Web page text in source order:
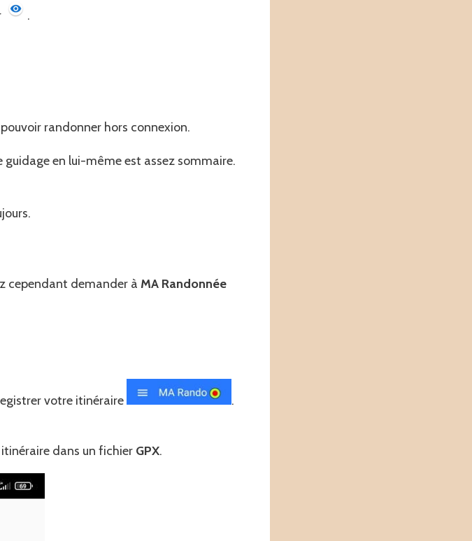
.
randonner hors connexion.
en lui-même est assez sommaire.
cependant demander à MA Randonnée
votre itinéraire
.
dans un fichier GPX.